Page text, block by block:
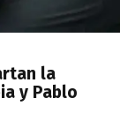
la
y Pablo